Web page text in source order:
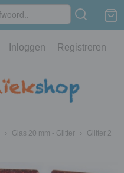
Inloggen Registreren
› Glas 20 mm - Glitter ›
Glitter 2